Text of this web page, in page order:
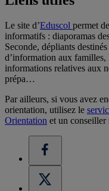
Le site d’Eduscol permet
informatifs : diaporamas
Seconde, dépliants
d’information aux
informations relatives aux
prépa…
Par ailleurs, si vous avez
orientation, utilisez le
Orientation et un conseiller